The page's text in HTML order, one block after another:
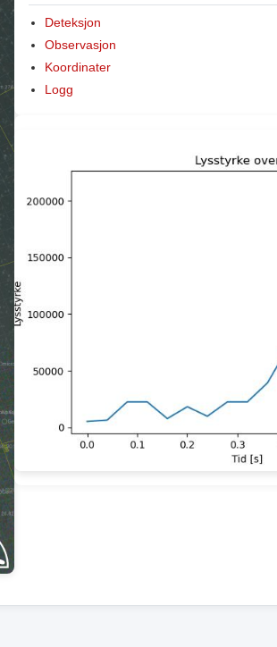
Deteksjon
Observasjon
Koordinater
Logg